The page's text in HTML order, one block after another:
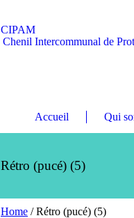
CIPAM
Chenil Intercommunal de
Accueil Qui
Rétro (pucé) (5)
Home /Rétro (pucé) (5)